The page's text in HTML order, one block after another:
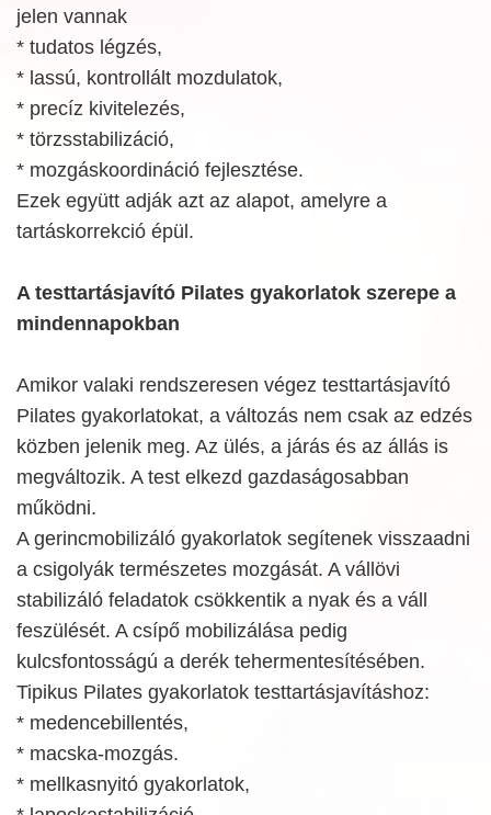
jelen vannak
* tudatos légzés,
* lassú, kontrollált mozdulatok,
* precíz kivitelezés,
* törzsstabilizáció,
* mozgáskoordináció fejlesztése.
Ezek együtt adják azt az alapot, amelyre a
tartáskorrekció épül.
A testtartásjavító Pilates gyakorlatok szerepe a
mindennapokban
Amikor valaki rendszeresen végez testtartásjavító
Pilates gyakorlatokat, a változás nem csak az edzés
közben jelenik meg. Az ülés, a járás és az állás is
megváltozik. A test elkezd gazdaságosabban
működni.
A gerincmobilizáló gyakorlatok segítenek visszaadni
a csigolyák természetes mozgását. A vállövi
stabilizáló feladatok csökkentik a nyak és a váll
feszülését. A csípő mobilizálása pedig
kulcsfontosságú a derék tehermentesítésében.
Tipikus Pilates gyakorlatok testtartásjavításhoz:
* medencebillentés,
* macska-mozgás.
* mellkasnyitó gyakorlatok,